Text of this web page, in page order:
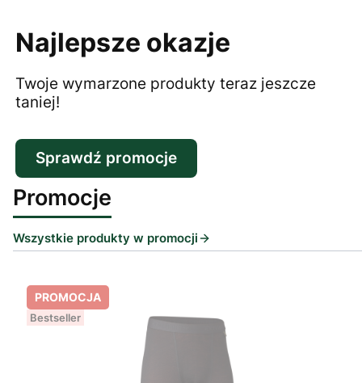
Najlepsze okazje
Twoje wymarzone produkty teraz jeszcze
taniej!
Sprawdź promocje
Promocje
Wszystkie produkty w promocji
PROMOCJA
Bestseller